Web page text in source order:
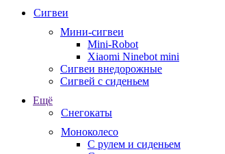
Сигвеи
Мини-сигвеи
Mini-Robot
Xiaomi Ninebot mini
Сигвеи внедорожные
Сигвей с сиденьем
Ещё
Снегокаты
Моноколесо
С рулем и сиденьем